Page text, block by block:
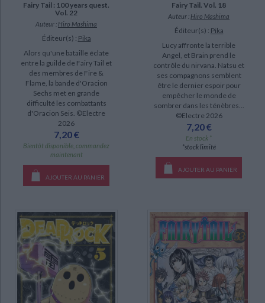
Fairy Tail : 100 years quest.
Vol. 22
Auteur : Hiro Mashima
Éditeur(s) : Pika
Alors qu'une bataille éclate
entre la guilde de Fairy Tail et
des membres de Fire &
Flame, la bande d'Oracion
Sechs met en grande
difficulté les combattants
d'Oracion Seis. ©Electre
2026
7,20 €
Bientôt disponible, commandez
maintenant
AJOUTER AU PANIER
Fairy Tail. Vol. 18
Auteur : Hiro Mashima
Éditeur(s) : Pika
Lucy affronte la terrible
Angel, et Brain prend le
contrôle du nirvana. Natsu et
ses compagnons semblent
être le dernier espoir pour
empêcher le monde de
sombrer dans les ténèbres...
©Electre 2026
7,20 €
En stock *
*stock limité
AJOUTER AU PANIER